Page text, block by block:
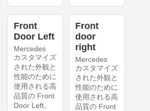
Front
Door Left
Mercedes
カスタマイズ
された外観と
性能のために
使用される高
品質の Front
Door Left。
Front
door
right
Mercedes
カスタマイズ
された外観と
性能のために
使用される高
品質の Front